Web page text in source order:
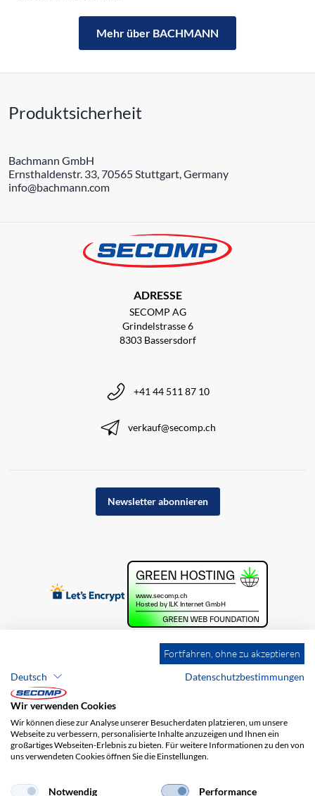
Mehr über BACHMANN
Produktsicherheit
Bachmann GmbH
Ernsthaldenstr. 33, 70565 Stuttgart, Germany
info@bachmann.com
ADRESSE
SECOMP AG
Grindelstrasse 6
8303 Bassersdorf
+41 44 511 87 10
verkauf@secomp.ch
Newsletter abonnieren
Brands Impressum
AGB
Haftungsausschluss
Versandkosten
Fortfahren, ohne zu akzeptieren
Deutsch
Datenschutzbestimmungen
Wir verwenden Cookies
Wir können diese zur Analyse unserer Besucherdaten platzieren, um unsere
Webseite zu verbessern, personalisierte Inhalte anzuzeigen und Ihnen ein
großartiges Webseiten-Erlebnis zu bieten. Für weitere Informationen zu den von
uns verwendeten Cookies öffnen Sie die Einstellungen.
Notwendig Performance